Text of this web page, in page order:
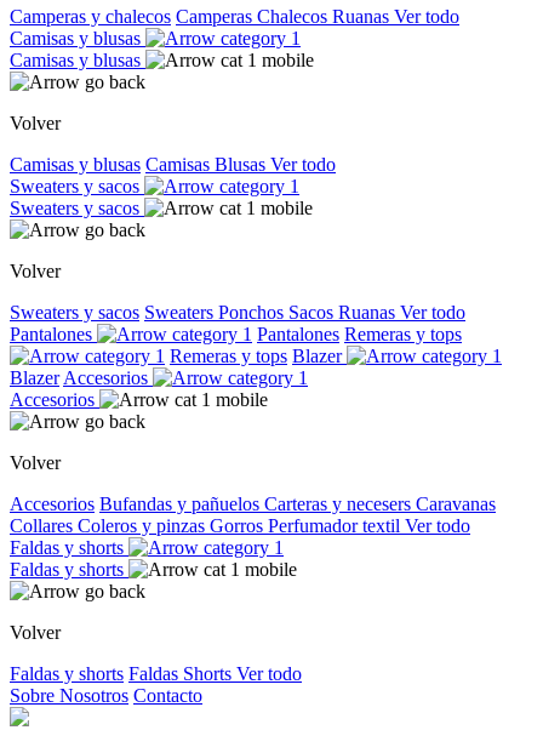
Camperas y chalecos Camperas Chalecos Ruanas Ver todo
Camisas y blusas
Camisas y blusas
Volver
Camisas y blusas Camisas Blusas Ver todo
Sweaters y sacos
Sweaters y sacos
Volver
Sweaters y sacos Sweaters Ponchos Sacos Ruanas Ver todo
Pantalones
Pantalones Remeras y tops
Remeras y tops Blazer
Blazer Accesorios
Accesorios
Volver
Accesorios Bufandas y pañuelos Carteras y necesers Caravanas
Collares Coleros y pinzas Gorros Perfumador textil Ver todo
Faldas y shorts
Faldas y shorts
Volver
Faldas y shorts Faldas Shorts Ver todo
Sobre Nosotros Contacto